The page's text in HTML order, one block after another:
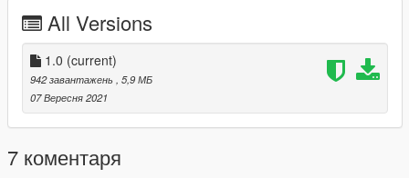
All Versions
1.0 (current)
942 завантажень
, 5,9 МБ
07 Вересня 2021
7 коментаря